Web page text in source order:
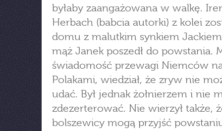
byłaby zaangażowana w walkę.
Herbach (babcia autorki) z kolei
domu z malutkim synkiem
mąż Janek poszedł do powstania.
świadomość przewagi Niemców
Polakami, wiedział, że zryw nie
udać. Był jednak żołnierzem i nie
zdezerterować. Nie wierzył także,
bolszewicy mogą przyjść